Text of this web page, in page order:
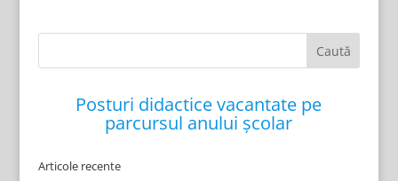
Posturi didactice vacantate pe
parcursul anului școlar
Articole recente